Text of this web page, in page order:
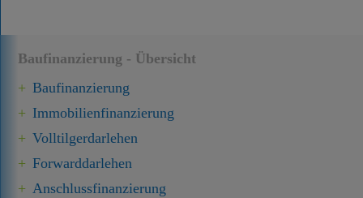
Baufinanzierung - Übersicht
Baufinanzierung
Immobilien­finanzierung
Volltilgerdarlehen
Forward­darlehen
Anschluss­finanzierung